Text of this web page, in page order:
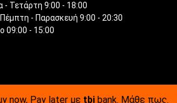
- Τετάρτη 9:00 - 18:00
- Παρασκευή 9:00 - 20:30
09:00 - 15:00
now, Pay later με tbi bank. Μάθε πως.